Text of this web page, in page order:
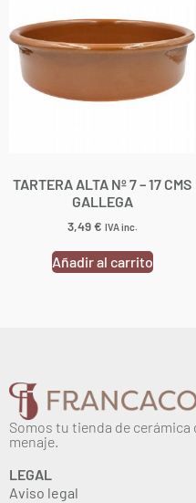
TARTERA ALTA Nº 7 – 17 CMS
GALLEGA
3,49€ IVA inc.
Añadir al carrito
Somos tu tienda de
menaje.
LEGAL
Aviso legal